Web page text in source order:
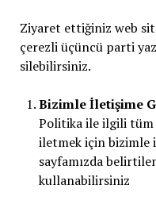
Ziyaret ettiğiniz web
çerezli üçüncü parti
silebilirsiniz.
Bizimle İletişime
Politika ile ilgili tüm
iletmek için bizimle
sayfamızda
kullanabilirsiniz